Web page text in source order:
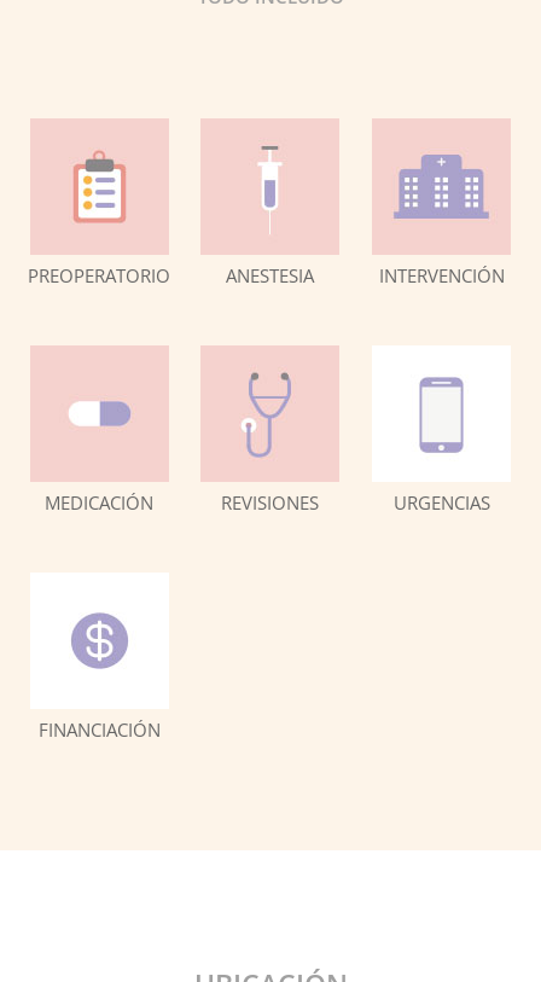
PREOPERATORIO ANESTESIA INTERVENCIÓN
MEDICACIÓN REVISIONES URGENCIAS
FINANCIACIÓN